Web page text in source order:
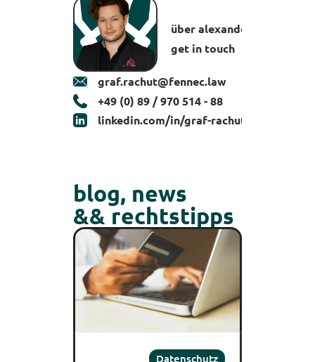
über alexander
get in touch
graf.rachut@fennec.law
‭+49 (0) 89 / 970 514 - 88‬
linkedin.com/in/graf-rachut
blog, news
&& rechtstipps
Datenschutz